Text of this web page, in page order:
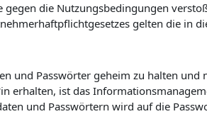
die Nutzungsbedingungen
gelten die in
und Passwörter geheim zu halten
erhalten, ist das
und Passwörtern wird auf die